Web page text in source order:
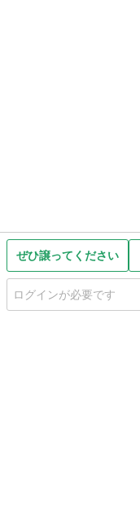
ぜひ譲ってください